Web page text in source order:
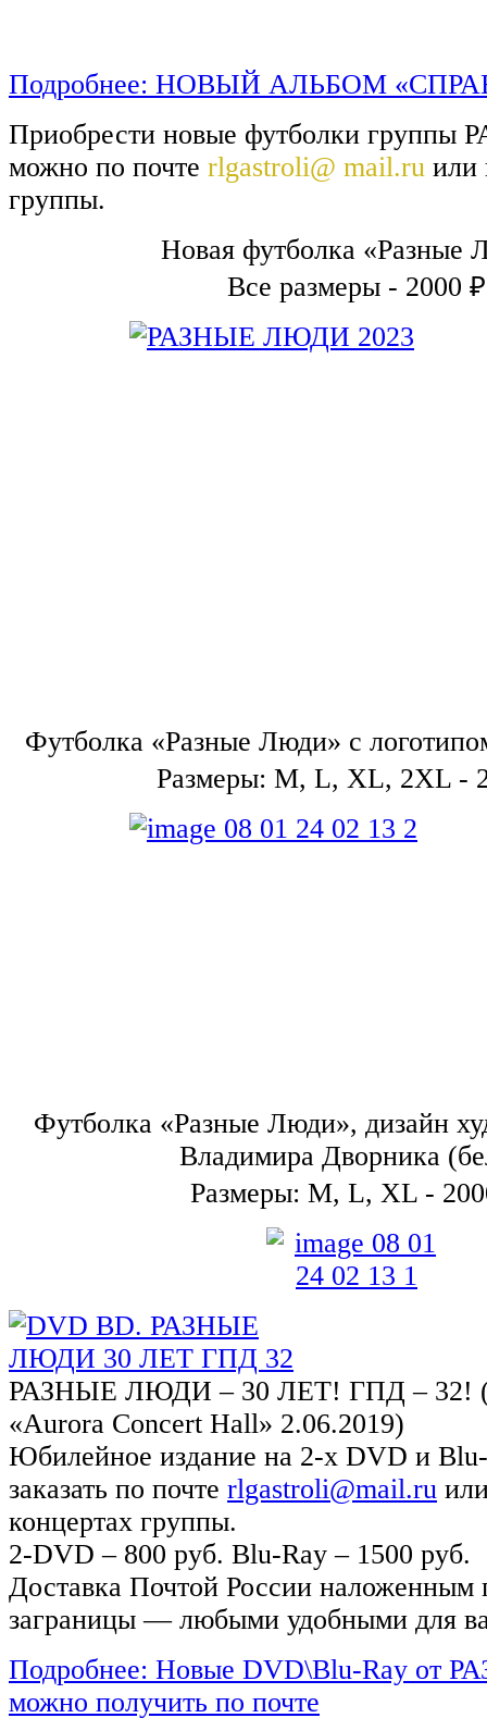
Подробнее: НОВЫЙ АЛЬБОМ
Приобрести новые футболки
можно по почте rlgastroli@ mail.ru или
группы.
Новая футболка «Разные
Все размеры - 2000 ₽
Футболка «Разные Люди» с
Размеры: M, L, XL, 2XL -
Футболка «Разные Люди», дизайн
Владимира Дворника
Размеры: M, L, XL -
РАЗНЫЕ ЛЮДИ – 30 ЛЕТ! ГПД – 32!
«Aurora Concert Hall» 2.06.2019)
Юбилейное издание на 2-х DVD и
заказать по почте rlgastroli@mail.ru
концертах группы.
2-DVD – 800 руб. Blu-Ray – 1500 руб.
Доставка Почтой России наложенным
заграницы — любыми удобными для
Подробнее: Новые DVD\Blu-Ray
можно получить по почте